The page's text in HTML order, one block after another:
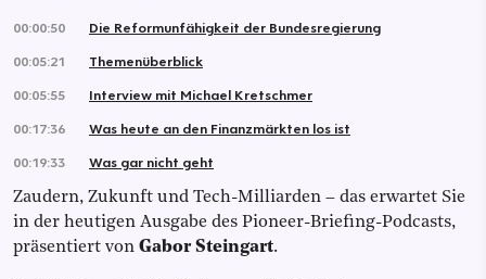
00:00:50
Die Reformunfähigkeit der Bundesregierung
00:05:21
Themenüberblick
00:05:55
Interview mit Michael Kretschmer
00:17:36
Was heute an den Finanzmärkten los ist
00:19:33
Was gar nicht geht
Zaudern, Zukunft und Tech-Milliarden – das erwartet Sie
in der heutigen Ausgabe des Pioneer-Briefing-Podcasts,
präsentiert von Gabor Steingart.